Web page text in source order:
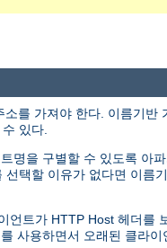
를 가져야 한다. 이름기반
있다.
명을 구별할 수 있도록 아
택할 이유가 없다면 이름
언트가 HTTP Host 헤더를
사용하면서 오래된 클라이